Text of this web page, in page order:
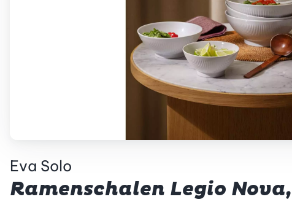
Eva Solo
Ramenschalen Legio